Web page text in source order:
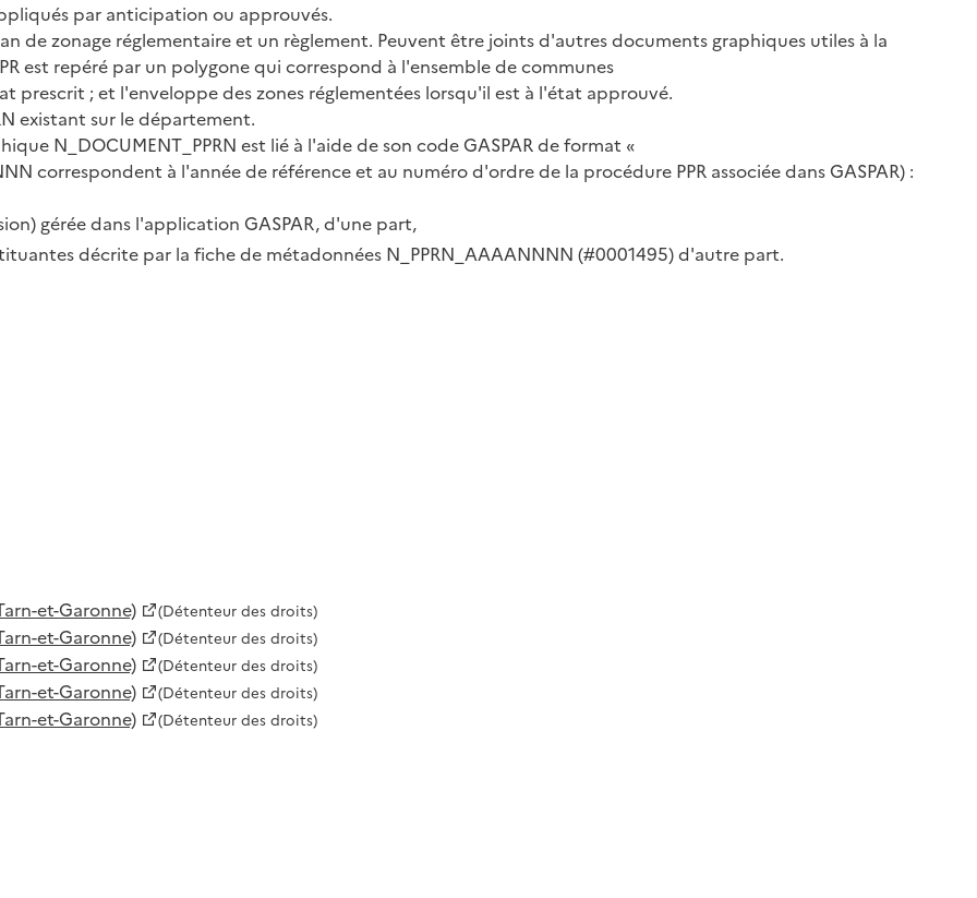
par anticipation ou approuvés.
de zonage réglementaire et un règlement. Peuvent être joints d'autres documents graphiques utiles à la
est repéré par un polygone qui correspond à l'ensemble de communes
; et l'enveloppe des zones réglementées lorsqu'il est à l'état approuvé.
existant sur le département.
N_DOCUMENT_PPRN est lié à l'aide de son code GASPAR de format «
correspondent à l'année de référence et au numéro d'ordre de la procédure PPR associée dans GASPAR) :
gérée dans l'application GASPAR, d'une part,
décrite par la fiche de métadonnées N_PPRN_AAAANNNN (#0001495) d'autre part.
et-Garonne) (Détenteur des droits)
et-Garonne) (Détenteur des droits)
et-Garonne) (Détenteur des droits)
et-Garonne) (Détenteur des droits)
et-Garonne) (Détenteur des droits)